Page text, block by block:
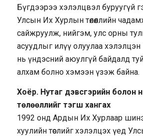
Бүгдээрээ хэлэлцвэл буруугүй
Улсын Их Хурлын төлөөллийн
сайжруулж, нийгэм, улс орны
асуудлыг илүү олуулаа
нь үндэсний аюулгүй байдалд
алхам болно хэмээн үзэж байна.
Хоёр. Нутаг дэвсгэрийн болон
төлөөллийг тэгш хангах
1992 онд Ардын Их Хурлаар
хуулийн төслийг хэлэлцэх үед